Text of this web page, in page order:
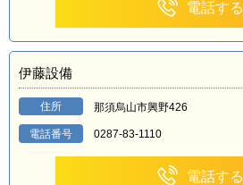
電話する
伊藤設備
住所 那須烏山市興野426
電話番号 0287-83-1110
電話する